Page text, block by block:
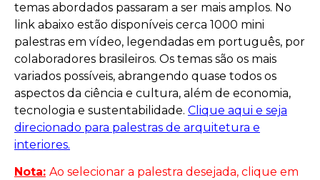
temas abordados passaram a ser mais amplos. No
link abaixo estão disponíveis cerca 1000 mini
palestras em vídeo, legendadas em português, por
colaboradores brasileiros. Os temas são os mais
variados possíveis, abrangendo quase todos os
aspectos da ciência e cultura, além de economia,
tecnologia e sustentabilidade. Clique aqui e seja
direcionado para palestras de arquitetura e
interiores.
Nota: Ao selecionar a palestra desejada, clique em